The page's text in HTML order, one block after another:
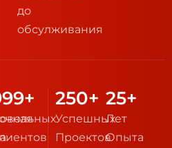
до
обсулживания
+
Успешных
Проектов
250+
Лет
Опыта
25+